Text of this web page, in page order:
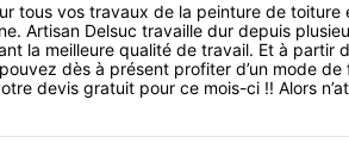
tous vos travaux de la peinture de toiture
Artisan Delsuc travaille dur depuis
la meilleure qualité de travail. Et à partir
dès à présent profiter d’un mode
devis gratuit pour ce mois-ci !! Alors